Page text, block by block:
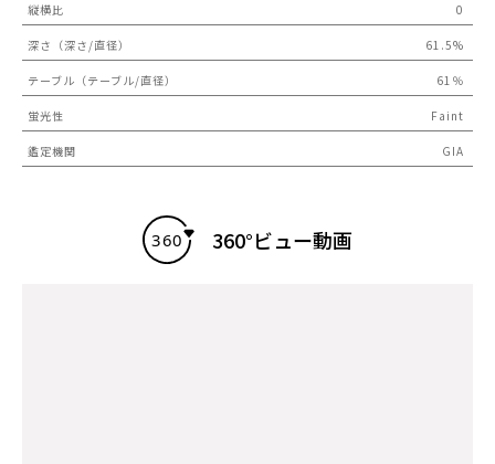
縦横比 0
深さ（深さ/直径） 61.5%
テーブル（テーブル/直径） 61％
蛍光性 Faint
鑑定機関 GIA
360°ビュー動画